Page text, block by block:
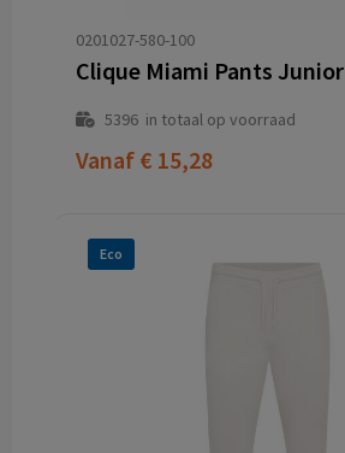
0201027-580-100
Clique Miami Pants Junior
5396in totaal op voorraad
Vanaf € 15,28
Eco